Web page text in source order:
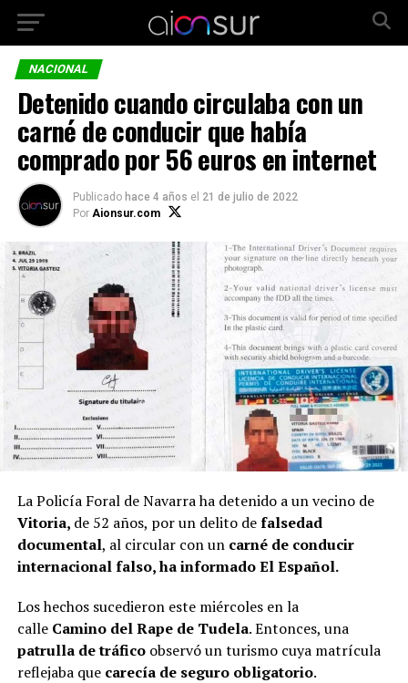
NACIONAL
Detenido cuando circulaba con un
carné de conducir que había
comprado por 56 euros en internet
Publicado hace 4 años el 21 de julio de 2022
Por Aionsur.com
La Policía Foral de Navarra ha detenido a un vecino de
Vitoria, de 52 años, por un delito defalsedad
documental, al circular con un carné de conducir
internacional falso, ha informado El Español.
Los hechos sucedieron este miércoles en la
calle Camino del Rape de Tudela. Entonces, una
patrulla de tráficoobservó un turismo cuya matrícula
reflejaba que carecía de seguro obligatorio.